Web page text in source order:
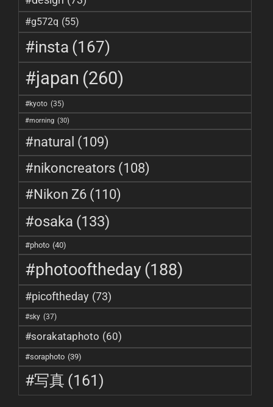
#g572q (55)
#insta (167)
#japan (260)
#kyoto (35)
#morning (30)
#natural (109)
#nikoncreators (108)
#Nikon Z6 (110)
#osaka (133)
#photo (40)
#photooftheday(188)
#picoftheday (73)
#sky (37)
#sorakataphoto (60)
#soraphoto (39)
#写真 (161)